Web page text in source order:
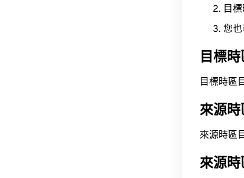
目
您
目標
目標時區
來源時
來源時區
來源時